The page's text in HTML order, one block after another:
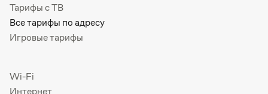
Тарифы с ТВ
Все тарифы по адресу
Игровые тарифы
Wi-Fi